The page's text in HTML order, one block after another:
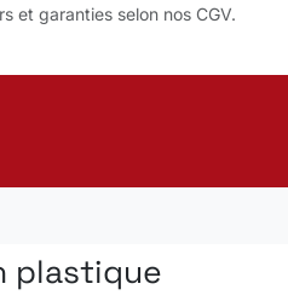
et garanties selon nos CGV.
plastique